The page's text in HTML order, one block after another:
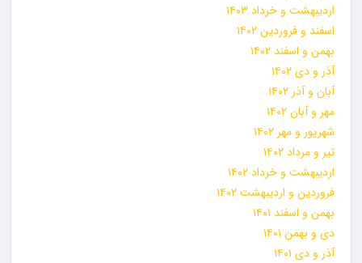
اردیبهشت و خرداد ۱۴۰۳
اسفند و فروردین ۱۴۰۲
بهمن و اسفند ۱۴۰۲
آذر و دی ۱۴۰۲
آبان و آذر ۱۴۰۲
مهر و آبان ۱۴۰۲
شهریور و مهر ۱۴۰۲
تیر و مرداد ۱۴۰۲
اردیبهشت و خرداد ۱۴۰۲
فروردین و اردیبهشت ۱۴۰۲
بهمن و اسفند ۱۴۰۱
دی و بهمن ۱۴۰۱
آذر و دی ۱۴۰۱